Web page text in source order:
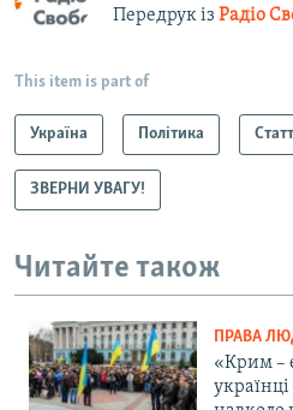
Передрук із Радіо
This item is part of
Україна Політика
ЗВЕРНИ УВАГУ!
Читайте також
ПРАВА
«Крим –